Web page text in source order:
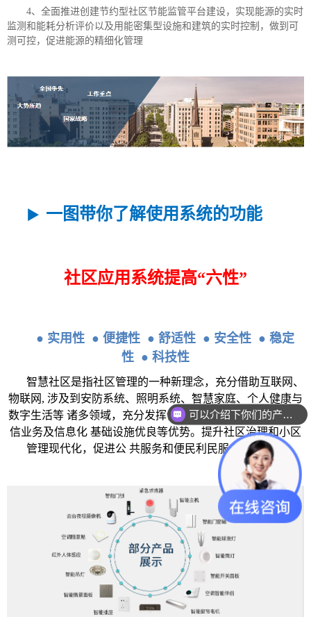
4、全面推进创建节约型社区节能监管平台建设，实现能源的实时
监测和能耗分析评价以及用能密集型设施和建筑的实时控制，做到可
测可控，促进能源的精细化管理
▶ 一图带你了解使用系统的功能
社区应用系统提高“六性”
● 实用性 ● 便捷性 ● 舒适性 ● 安全性 ● 稳定
性 ● 科技性
智慧社区是指社区管理的一种新理念，充分借助互联网、
物联网, 涉及到安防系统、照明系统、智慧家庭、个人健康与
数字生活等 诸多领域，充分发挥信息通信(ICT)产业发达、电
信业务及信息化 基础设施优良等优势。提升社区治理和小区
管理现代化，促进公 共服务和便民利民服务智能化。
可以介绍下你们的产品么？
你们是怎么收费的呢？